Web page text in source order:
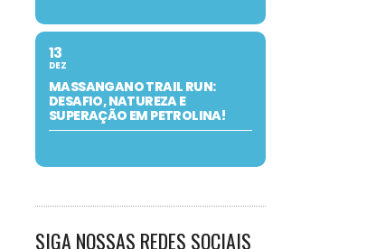
13
DEZ
MASSANGANO TRAIL RUN:
DESAFIO, NATUREZA E
SUPERAÇÃO EM PETROLINA!
SIGA NOSSAS REDES SOCIAIS